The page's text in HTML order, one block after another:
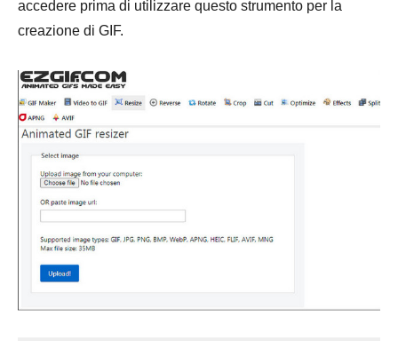
accedere prima di utilizzare questo strumento per la
creazione di GIF.